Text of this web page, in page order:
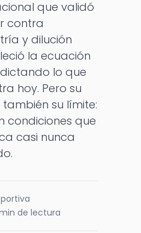
que validó
contra
y dilución
la ecuación
dictando lo que
hoy. Pero su
su límite:
condiciones que
casi nunca
de lectura